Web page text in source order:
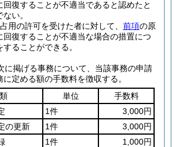
回復することが不適当であると認めたと
い。
用の許可を受けた者に対して、 前項の原
回復することが不適当な場合の措置につ
ることができる。
に掲げる事務について、当該事務の申請
定める額の手数料を徴収する。
単位
手数料
1件
3,000円
の更新
1件
3,000円
1件
1,000円